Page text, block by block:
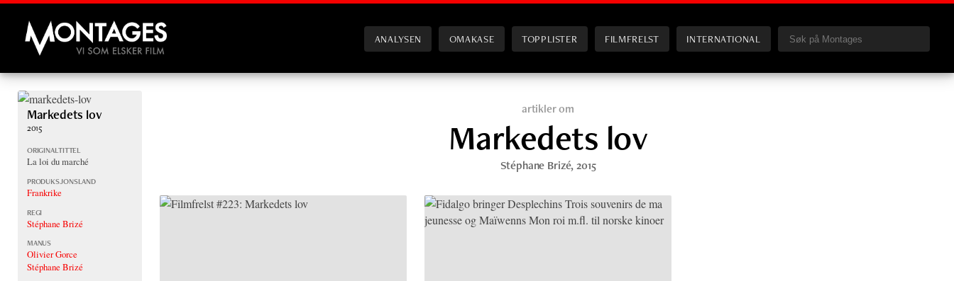
Montages
ANALYSEN OMAKASE TOPPLISTER FILMFRELST INTERNATIONAL
Markedets lov
2015
ORIGINALTITTEL
La loi du marché
PRODUKSJONSLAND
Frankrike
REGI
Stéphane Brizé
MANUS
Olivier Gorce
Stéphane Brizé
artikler om
Markedets lov
Stéphane Brizé, 2015